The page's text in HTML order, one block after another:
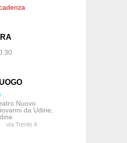
Nuovo
da Udine,
via Trento 4